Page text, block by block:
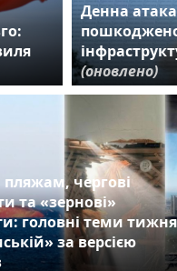
Денна
(оновлено)
пляжам, чергові
та «зернові»
головні теми тижня
за версією